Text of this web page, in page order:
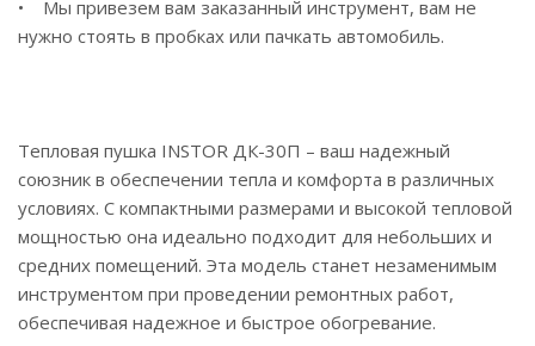
• Мы привезем вам заказанный инструмент, вам не
нужно стоять в пробках или пачкать автомобиль.
Тепловая пушка INSTOR ДК-30П – ваш надежный
союзник в обеспечении тепла и комфорта в различных
условиях. С компактными размерами и высокой тепловой
мощностью она идеально подходит для небольших и
средних помещений. Эта модель станет незаменимым
инструментом при проведении ремонтных работ,
обеспечивая надежное и быстрое обогревание.